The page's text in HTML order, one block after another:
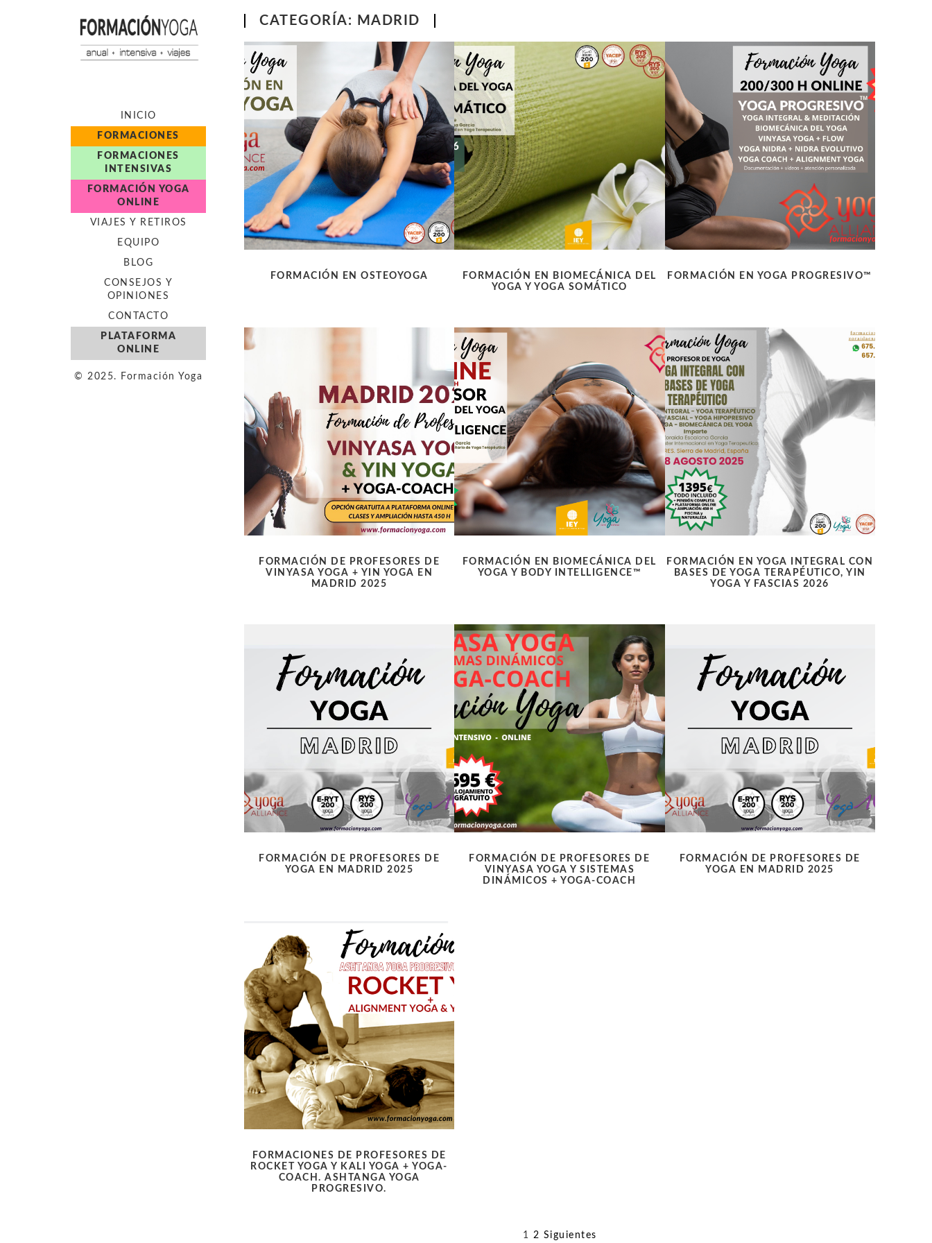
INICIO
FORMACIONES
FORMACIONES
INTENSIVAS
FORMACIÓN YOGA
ONLINE
VIAJES Y RETIROS
EQUIPO
BLOG
CONSEJOS Y
OPINIONES
CONTACTO
PLATAFORMA
ONLINE
© 2025. Formación Yoga
CATEGORÍA: MADRID
FORMACIÓN EN OSTEOYOGA
FORMACIÓN EN BIOMECÁNICA DEL
YOGA Y YOGA SOMÁTICO
FORMACIÓN EN YOGA PROGRESIVO™
FORMACIÓN DE PROFESORES DE
VINYASA YOGA + YIN YOGA EN
MADRID 2025
FORMACIÓN EN BIOMECÁNICA DEL
YOGA Y BODY INTELLIGENCE™
FORMACIÓN EN YOGA INTEGRAL CON
BASES DE YOGA TERAPÉUTICO, YIN
YOGA Y FASCIAS 2026
FORMACIÓN DE PROFESORES DE
YOGA EN MADRID 2025
FORMACIÓN DE PROFESORES DE
VINYASA YOGA Y SISTEMAS
DINÁMICOS + YOGA-COACH
FORMACIÓN DE PROFESORES DE
YOGA EN MADRID 2025
FORMACIONES DE PROFESORES DE
ROCKET YOGA Y KALI YOGA + YOGA-
COACH. ASHTANGA YOGA
PROGRESIVO.
1 2 Siguientes